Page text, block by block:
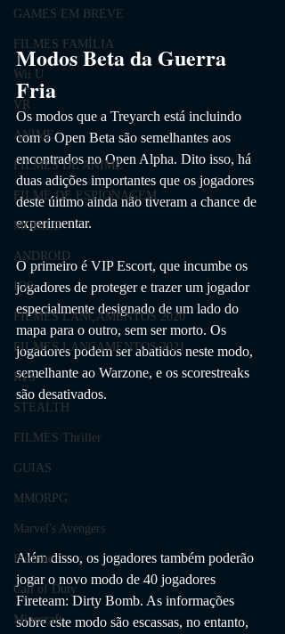
GAMES EM BREVE
FILMES FAMÍLIA
Wii U
VR
ANIME
FILMES DE ANIME
FILME DE ESPIONAGEM
MOBILE
ANDROID
IOS
FILMES LANÇAMENTOS 2020
FILMES LANÇAMENTOS 2021
RTS
STEALTH
FILMES Thriller
GUIAS
MMORPG
Marvel's Avengers
Fortnite
Call of Duty
Minecraft
Modos Beta da Guerra
Fria
Os modos que a Treyarch está incluindo
com o Open Beta são semelhantes aos
encontrados no Open Alpha. Dito isso, há
duas adições importantes que os jogadores
deste último ainda não tiveram a chance de
experimentar.
O primeiro é VIP Escort, que incumbe os
jogadores de proteger e trazer um jogador
especialmente designado de um lado do
mapa para o outro, sem ser morto. Os
jogadores podem ser abatidos neste modo,
semelhante ao Warzone, e os scorestreaks
são desativados.
Além disso, os jogadores também poderão
jogar o novo modo de 40 jogadores
Fireteam: Dirty Bomb. As informações
sobre este modo são escassas, no entanto,